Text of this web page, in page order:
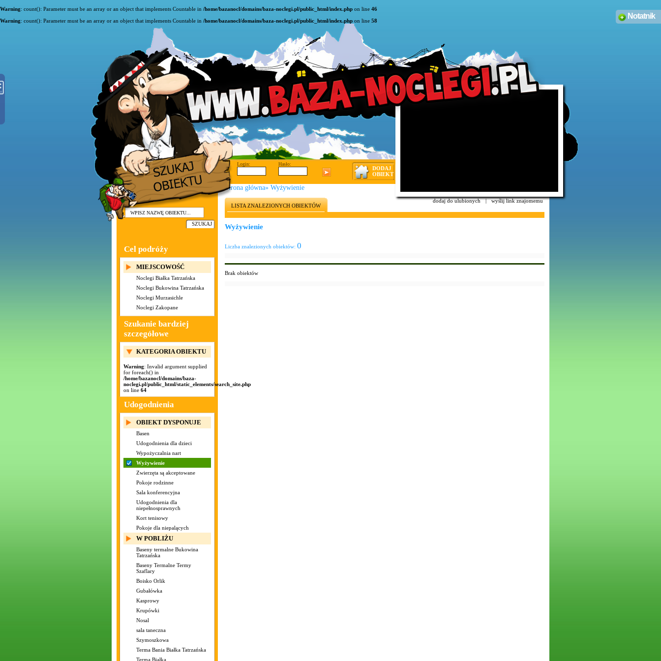
Warning: count(): Parameter must be an array or an object that implements Countable in /home/bazanocl/domains/baza-noclegi.pl/public_html/index.php on line 46
Warning: count(): Parameter must be an array or an object that implements Countable in /home/bazanocl/domains/baza-noclegi.pl/public_html/index.php on line 58
Login: Hasło:
DODAJ
OBIEKT
dodaj do ulubionych | wyślij link znajomemu
Cel podróży
MIEJSCOWOŚĆ
Noclegi Białka Tatrzańska
Noclegi Bukowina Tatrzańska
Noclegi Murzasichle
Noclegi Zakopane
Szukanie bardziej
szczegółowe
KATEGORIA OBIEKTU
Warning: Invalid argument supplied
for foreach() in
/home/bazanocl/domains/baza-
noclegi.pl/public_html/static_elements/search_site.php
on line 64
Udogodnienia
OBIEKT DYSPONUJE
Basen
Udogodnienia dla dzieci
Wypożyczalnia nart
Wyżywienie
Zwierzęta są akceptowane
Pokoje rodzinne
Sala konferencyjna
Udogodnienia dla
niepełnosprawnych
Kort tenisowy
Pokoje dla niepalących
W POBLIŻU
Baseny termalne Bukowina
Tatrzańska
Baseny Termalne Termy
Szaflary
Boisko Orlik
Gubałówka
Kasprowy
Krupówki
Nosal
sala taneczna
Szymoszkowa
Terma Bania Białka Tatrzańska
Terma Białka
Strona główna» Wyżywienie
LISTA ZNALEZIONYCH OBIEKTÓW
Wyżywienie
Liczba znalezionych obiektów: 0
Brak obiektów
Notatnik